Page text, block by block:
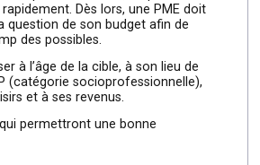
pour sa
digitale (stratégie
?